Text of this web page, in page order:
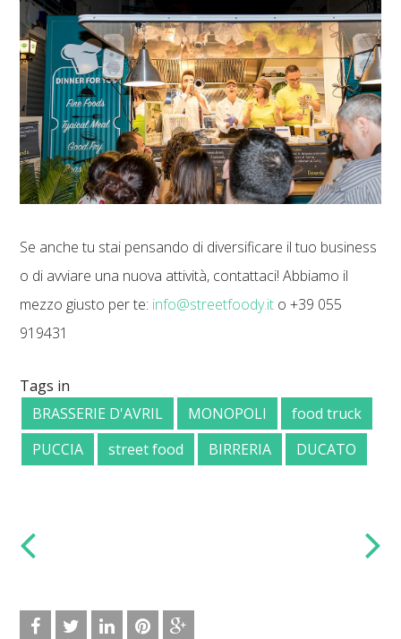
Se anche tu stai pensando di diversificare il tuo business
o di avviare una nuova attività, contattaci! Abbiamo il
mezzo giusto per te: info@streetfoody.it o +39 055
919431
Tags in
BRASSERIE D'AVRIL
MONOPOLI
food truck
PUCCIA
street food BIRRERIA DUCATO